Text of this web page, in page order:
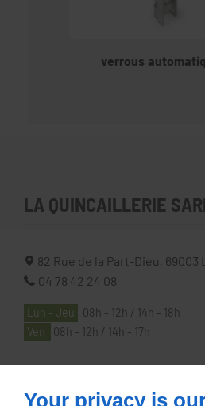
verrous
LA QUINCAILLERIE
82 Rue de la Part-Dieu, 69003
04 78 42 24 08
Lun - Jeu
08h - 12h / 14h - 18h
Ven
08h - 12h / 14h - 17h
À PROPOS
Your privacy is